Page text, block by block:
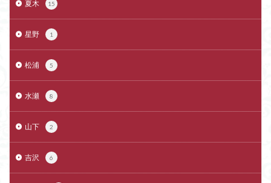
夏木 15
星野 1
松浦 5
水瀬 8
山下 2
吉沢 6